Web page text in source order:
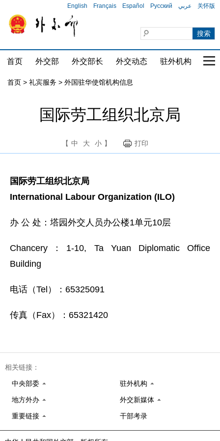
English Français Español Русский عربي 关怀版
首页 外交部 外交部长 外交动态 驻外机构 国
首页 > 礼宾服务 > 外国驻华使馆机构信息
国际劳工组织北京局
【 中 大 小 】 打印
国际劳工组织北京局
International Labour Organization (ILO)
办 公 处：塔园外交人员办公楼1单元10层
Chancery：1-10, Ta Yuan Diplomatic Office
Building
电话（Tel）：65325091
传真（Fax）：65321420
相关链接：
中央部委 驻外机构
地方外办 外交新媒体
重要链接 干部考录